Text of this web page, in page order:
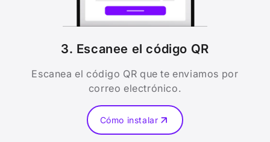
3. Escanee el código QR
Escanea el código QR que te enviamos por
correo electrónico.
Cómo instalar